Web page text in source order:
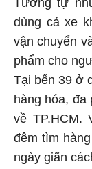
dùng cả xe
vận chuyển
phẩm cho
Tại bến 39 ở
hàng hóa, đa
về TP.HCM.
đêm tìm
ngày giãn